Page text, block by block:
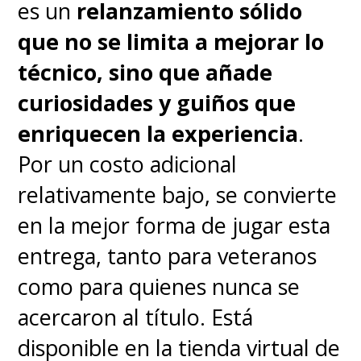
categorías diferentes
considerando A gusto, Neutro
y A disgusto.
Un detalle que no pude probar
es un relanzamiento sólido
que no se limita a mejorar lo
técnico, sino que añade
curiosidades y guiños que
enriquecen la experiencia.
Por un costo adicional
relativamente bajo, se convierte
en la mejor forma de jugar esta
entrega, tanto para veteranos
como para quienes nunca se
acercaron al título. Está
disponible en la tienda virtual de